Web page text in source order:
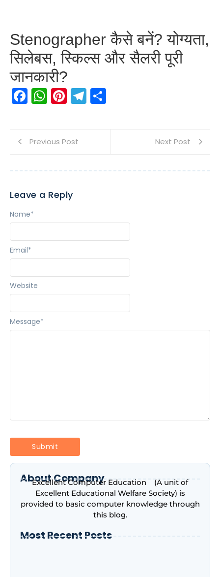
Stenographer कैसे बनें? योग्यता,
सिलेबस, स्किल्स और सैलरी पूरी
जानकारी?
Facebook
WhatsApp
Pinterest
Telegram
Previous Post Next Post
Leave a Reply
Message*
Name*
Email*
Website
About Company
Excellent Computer Education (A unit of
Excellent Educational Welfare Society) is
provided to basic computer knowledge through
this blog.
Most Recent Posts